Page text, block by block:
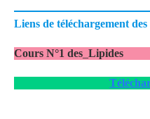
Liens de téléchargement
Cours N°1 des Lipides